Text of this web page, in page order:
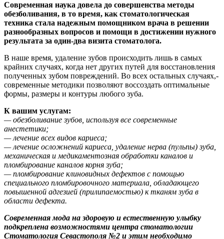
Современная наука довела до совершенства методы
обезболивания, в то время, как стоматологическая
техника стала надежным помощником врача в решении
разнообразных вопросов и помощи в достижении нужного
результата за один-два визита стоматолога.
В наше время, удаление зубов происходить лишь в самых
крайних случаях, когда нет других путей для восстановления
полученных зубом повреждений. Во всех остальных случаях,-
современные методики позволяют воссоздать оптимальные
формы, размеры и контуры любого зуба.
К вашим услугам:
— обезболивание зубов, используя все современные
анестетики;
— лечение всех видов кариеса;
— лечение осложнений кариеса, удаление нерва (пульпы) зуба,
механическая и медикаментозная обработки каналов и
пломбирование каналов корня зуба;
— пломбирование клиновидных дефектов с помощью
специального пломбировочного материала, обладающего
повышенной адгезией (прилипаемостью) к тканям зуба в
области дефекта.
Современная мода на здоровую и естественную улыбку
подкреплена возможностями центра стоматологии
Стоматология Севастополя №2 и этим необходимо